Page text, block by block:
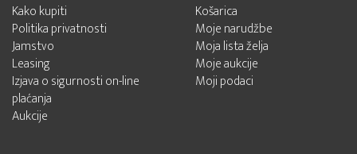
Kako kupiti
Politika privatnosti
Jamstvo
Leasing
Izjava o sigurnosti on-line
plaćanja
Aukcije
Košarica
Moje narudžbe
Moja lista želja
Moje aukcije
Moji podaci